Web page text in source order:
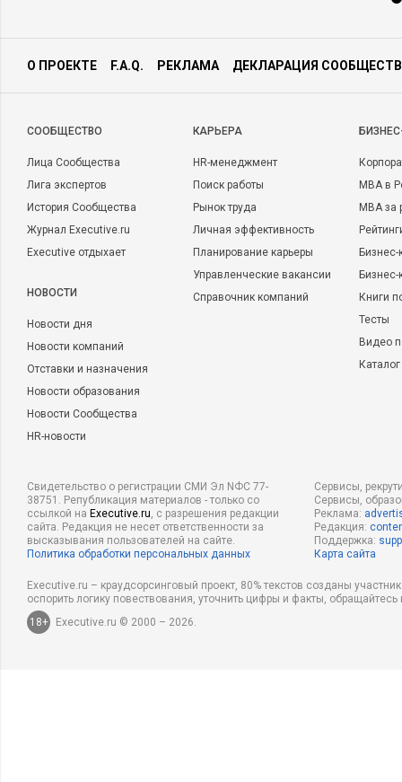
О ПРОЕКТЕ F.A.Q. РЕКЛАМА ДЕКЛАРАЦИЯ
CООБЩЕСТВО
Лица Сообщества
Лига экспертов
История Сообщества
Журнал Executive.ru
Executive отдыхает
НОВОСТИ
Новости дня
Новости компаний
Отставки и назначения
Новости образования
Новости Сообщества
HR-новости
КАРЬЕРА
HR-менеджмент
Поиск работы
Рынок труда
Личная эффективность
Планирование карьеры
Управленческие вакансии
Справочник компаний
MBA в
MBA
Бизнес-
Книги
Тесты
Видео
Свидетельство о регистрации СМИ Эл NФС 77-
38751. Републикация материалов - только со
ссылкой на Executive.ru, с разрешения редакции
сайта. Редакция не несет ответственности за
высказывания пользователей на сайте.
Политика обработки персональных данных
Сервисы,
Сервисы,
Реклама:
Редакция:
Поддержка:
Карта сайта
Executive.ru – краудсорсинговый проект, 80% текстов созданы
оспорить логику повествования, уточнить цифры и факты,
18+
Executive.ru © 2000 – 2026.